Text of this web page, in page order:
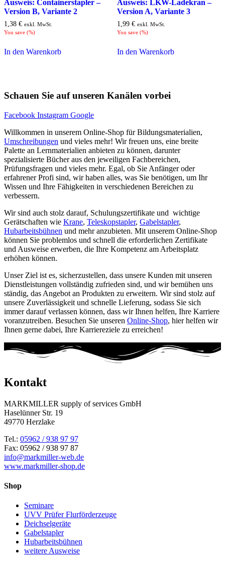
Ausweis: Containerstapler –
Version B, Variante 2
1,38 € exkl. MwSt.
You save (%)
In den Warenkorb
Ausweis: LKW-Ladekran –
Version A, Variante 3
1,99 € exkl. MwSt.
You save (%)
In den Warenkorb
Schauen Sie auf unseren Kanälen vorbei
Facebook Instagram Google
Willkommen in unserem Online-Shop für Bildungsmaterialien,
Umschreibungen und vieles mehr! Wir freuen uns, eine breite
Palette an Lernmaterialien anbieten zu können, darunter
spezialisierte Bücher aus den jeweiligen Fachbereichen,
Prüfungsfragen und vieles mehr. Egal, ob Sie Anfänger oder
erfahrener Profi sind, wir haben alles, was Sie benötigen, um Ihr
Wissen und Ihre Fähigkeiten in verschiedenen Bereichen zu
verbessern.
Wir sind auch stolz darauf, Schulungszertifikate und wichtige
Gerätschaften wie Krane, Teleskopstapler, Gabelstapler,
Hubarbeitsbühnen und mehr anzubieten. Mit unserem Online-Shop
können Sie problemlos und schnell die erforderlichen Zertifikate
und Ausweise erwerben, die Ihre Kompetenz am Arbeitsplatz
erhöhen können.
Unser Ziel ist es, sicherzustellen, dass unsere Kunden mit unseren
Dienstleistungen vollständig zufrieden sind, und wir bemühen uns
ständig, das Angebot an Produkten zu erweitern. Wir sind stolz auf
unsere Zuverlässigkeit und schnelle Lieferung, sodass Sie sich
immer darauf verlassen können, dass wir Ihnen helfen, Ihre Karriere
voranzutreiben. Besuchen Sie unseren Online-Shop, hier helfen wir
Ihnen gerne dabei, Ihre Karriereziele zu erreichen!
Kontakt
MARKMILLER supply of services GmbH
Haselünner Str. 19
49770 Herzlake
Tel.: 05962 / 938 97 97
Fax: 05962 / 938 97 87
info@markmiller-web.de
www.markmiller-shop.de
Shop
Seminare
UVV Prüfer Flurförderzeuge
Deichselgeräte
Gabelstapler
Hubarbeitsbühnen
weitere Ausweise